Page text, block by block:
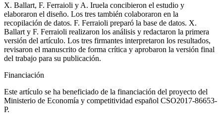
X. Ballart, F. Ferraioli y A. Iruela concibieron el estudio y
elaboraron el diseño. Los tres también colaboraron en la
recopilación de datos. F. Ferraioli preparó la base de datos. X.
Ballart y F. Ferraioli realizaron los análisis y redactaron la primera
versión del artículo. Los tres firmantes interpretaron los resultados,
revisaron el manuscrito de forma crítica y aprobaron la versión final
del trabajo para su publicación.
Financiación
Este artículo se ha beneficiado de la financiación del proyecto del
Ministerio de Economía y competitividad español CSO2017-86653-
P.